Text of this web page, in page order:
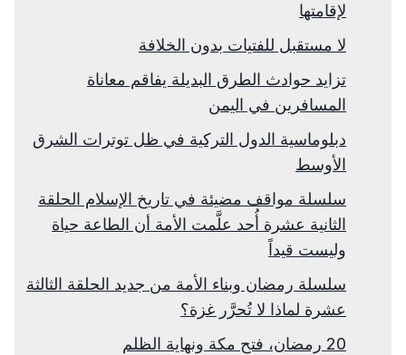
لإقامتها
لا مستقبل للفتيات بدون الخلافة
تزايد حوادث الطرق البديلة يفاقم معاناة
المسافرين في اليمن
دبلوماسية الدول التركية في ظل توترات الشرق
الأوسط
سلسلة مواقف مضيئة في تاريخ الإسلام الحلقة
الثانية عشرة أُحد علَّمت الأمة أن الطاعة حياة
وليست قيداً
سلسلة رمضان وبناء الأمة من جديد الحلقة الثالثة
عشرة لماذا لا تُحرَّر غزة؟
20 رمضان، فتح مكة ونهاية الظلم